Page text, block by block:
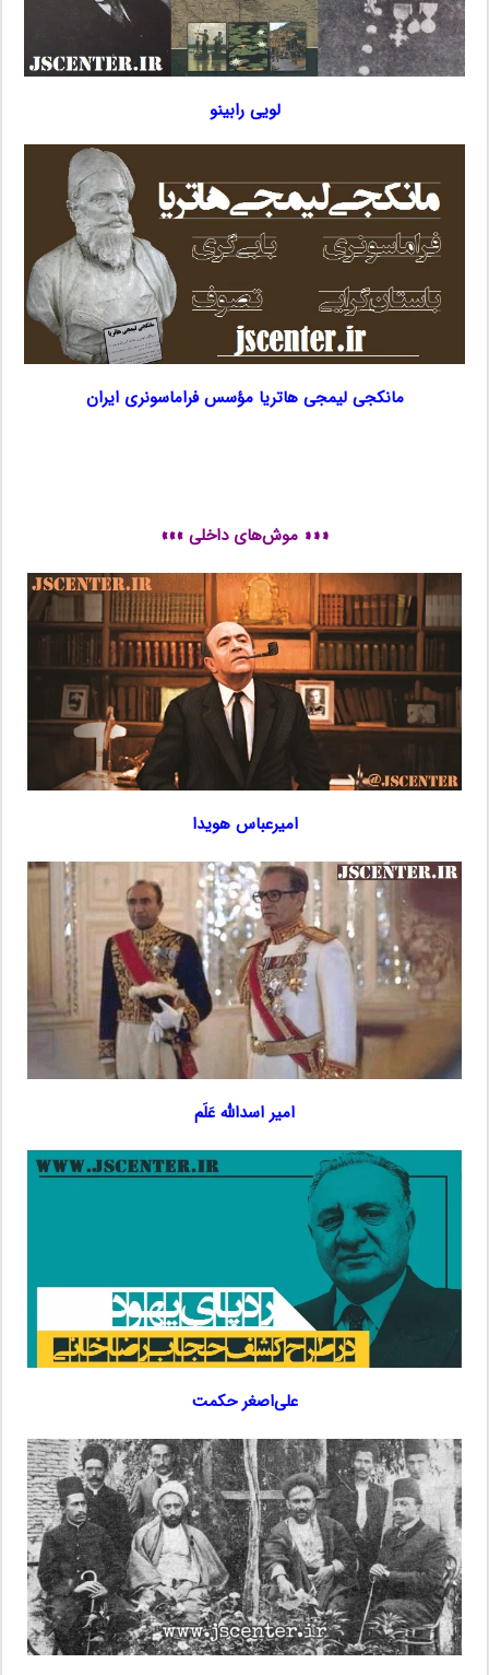
لویی رابینو
مانکجی لیمجی هاتریا مؤسس فراماسونری ایران
««« موش‌های داخلی »»»
امیرعباس هویدا
امیر اسدالله عَلَم
علی‌اصغر حکمت